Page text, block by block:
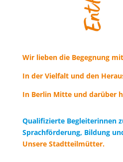
Wir lieben die Begegnung
In der Vielfalt und den
In Berlin Mitte und darüber
Qualifizierte Begleiterinnen
Sprachförderung, Bildung
Unsere Stadtteilmütter.